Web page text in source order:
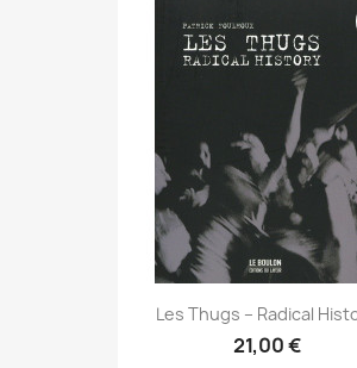
Les Thugs – Radical
21,00 €